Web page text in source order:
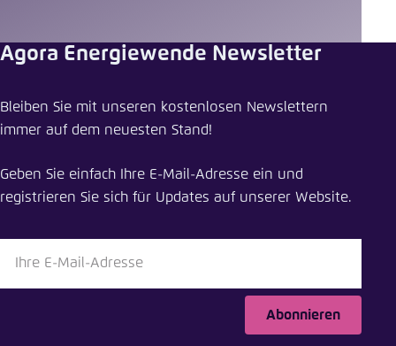
Agora Energiewende Newsletter
Bleiben Sie mit unseren kostenlosen Newslettern
immer auf dem neuesten Stand!
Geben Sie einfach Ihre E-Mail-Adresse ein und
registrieren Sie sich für Updates auf unserer Website.
Abonnieren